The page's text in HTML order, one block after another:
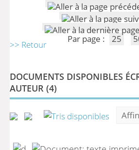
Par page :
25
>> Retour
DOCUMENTS DISPONIBLES
AUTEUR (4)